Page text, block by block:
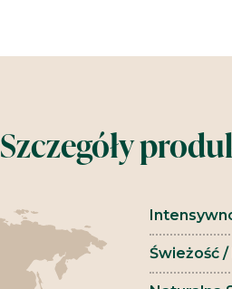
Szczegóły
Świeżość /